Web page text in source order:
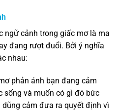
ngữ cảnh trong giấc mơ là ma
đang rượt đuổi. Bởi ý nghĩa
nhau:
phản ánh bạn đang cảm
sống và muốn có gì đó bức
cảm đưa ra quyết định vì